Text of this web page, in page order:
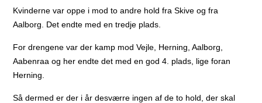
Kvinderne var oppe i mod to andre hold fra Skive og fra
Aalborg. Det endte med en tredje plads.
For drengene var der kamp mod Vejle, Herning, Aalborg,
Aabenraa og her endte det med en god 4. plads, lige foran
Herning.
Så dermed er der i år desværre ingen af de to hold, der skal